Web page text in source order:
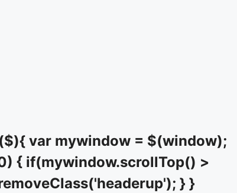
var mywindow = $(window);
{ if(mywindow.scrollTop() >
} }